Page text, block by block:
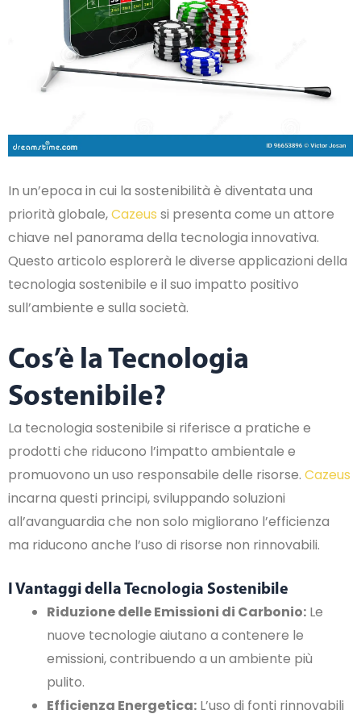
In un’epoca in cui la sostenibilità è diventata una
priorità globale,Cazeus si presenta come un attore
chiave nel panorama della tecnologia innovativa.
Questo articolo esplorerà le diverse applicazioni della
tecnologia sostenibile e il suo impatto positivo
sull’ambiente e sulla società.
Cos’è la Tecnologia
Sostenibile?
La tecnologia sostenibile si riferisce a pratiche e
prodotti che riducono l’impatto ambientale e
promuovono un uso responsabile delle risorse. Cazeus
incarna questi principi, sviluppando soluzioni
all’avanguardia che non solo migliorano l’efficienza
ma riducono anche l’uso di risorse non rinnovabili.
I Vantaggi della Tecnologia Sostenibile
Riduzione delle Emissioni di Carbonio: Le
nuove tecnologie aiutano a contenere le
emissioni, contribuendo a un ambiente più
pulito.
Efficienza Energetica: L’uso di fonti rinnovabili